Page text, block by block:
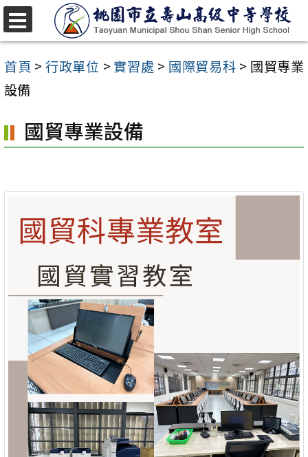
跳
至
主
要
容
區
首頁 > 行政單位 > 實習處 > 國際貿易科 > 國貿專業
設備
國貿專業設備
選
單